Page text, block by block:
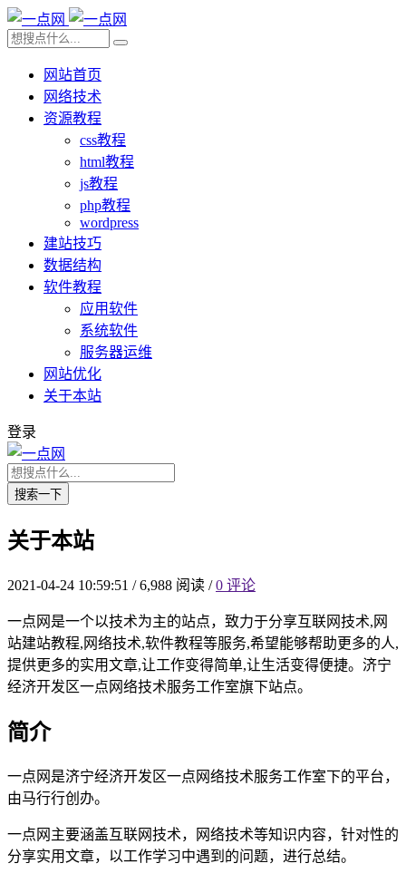
网站首页
网络技术
资源教程
css教程
html教程
js教程
php教程
wordpress
建站技巧
数据结构
软件教程
应用软件
系统软件
服务器运维
网站优化
关于本站
登录
搜索一下
关于本站
2021-04-24 10:59:51 /6,988 阅读 / 0 评论
一点网是一个以技术为主的站点，致力于分享互联网技术,网
站建站教程,网络技术,软件教程等服务,希望能够帮助更多的人,
提供更多的实用文章,让工作变得简单,让生活变得便捷。济宁
经济开发区一点网络技术服务工作室旗下站点。
简介
一点网是济宁经济开发区一点网络技术服务工作室下的平台，
由马行行创办。
一点网主要涵盖互联网技术，网络技术等知识内容，针对性的
分享实用文章，以工作学习中遇到的问题，进行总结。